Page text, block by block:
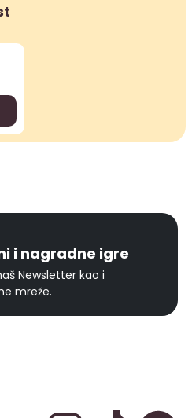
i nagradne igre
Newsletter kao i
mreže.